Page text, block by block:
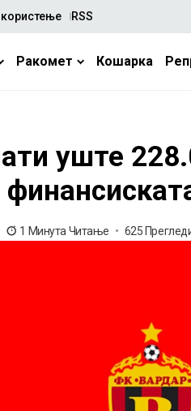
RSS
Ракомет Кошарка
уште
1 Минута Читање 625